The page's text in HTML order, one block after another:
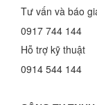
Tư vấn và báo
0917 744 144
Hỗ trợ kỹ thuật
0914 544 144